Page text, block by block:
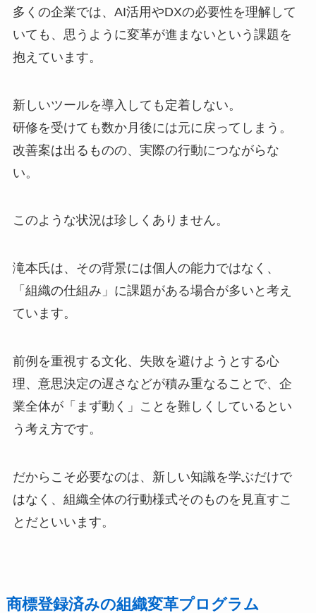
多くの企業では、AI活用やDXの必要性を理解して
いても、思うように変革が進まないという課題を
抱えています。
新しいツールを導入しても定着しない。
研修を受けても数か月後には元に戻ってしまう。
改善案は出るものの、実際の行動につながらな
い。
このような状況は珍しくありません。
滝本氏は、その背景には個人の能力ではなく、
「組織の仕組み」に課題がある場合が多いと考え
ています。
前例を重視する文化、失敗を避けようとする心
理、意思決定の遅さなどが積み重なることで、企
業全体が「まず動く」ことを難しくしているとい
う考え方です。
だからこそ必要なのは、新しい知識を学ぶだけで
はなく、組織全体の行動様式そのものを見直すこ
とだといいます。
商標登録済みの組織変革プログラム